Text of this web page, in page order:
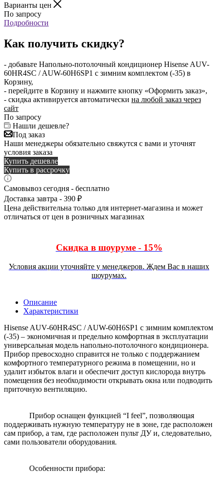
Варианты цен
По запросу
Подробности
Как получить скидку?
- добавьте Напольно-потолочный кондиционер Hisense AUV-
60HR4SC / AUW-60H6SP1 с зимним комплектом (-35) в
Корзину,
- перейдите в Корзину и нажмите кнопку «Оформить заказ»,
- скидка активируется автоматически на любой заказ через
сайт
По запросу
Нашли дешевле?
Под заказ
Наши менеджеры обязательно свяжутся с вами и уточнят
условия заказа
Купить дешевле
Купить в рассрочку
Самовывоз сегодня - бесплатно
Доставка завтра - 390 ₽
Цена действительна только для интернет-магазина и может
отличаться от цен в розничных магазинах
Скидка в шоуруме - 15%
Условия акции уточняйте у менеджеров. Ждем Вас в наших
шоурумах.
Описание
Характеристики
Hisense AUV-60HR4SC / AUW-60H6SP1 с зимним комплектом
(-35) – экономичная и предельно комфортная в эксплуатации
универсальная модель напольно-потолочного кондиционера.
Прибор превосходно справится не только с поддержанием
комфортного температурного режима в помещении, но и
удалит избыток влаги и обеспечит доступ кислорода внутрь
помещения без необходимости открывать окна или подводить
приточную вентиляцию.
Прибор оснащен функцией “I feel”, позволяющая
поддерживать нужную температуру не в зоне, где расположен
сам прибор, а там, где расположен пульт ДУ и, следовательно,
сами пользователи оборудования.
Особенности прибора: